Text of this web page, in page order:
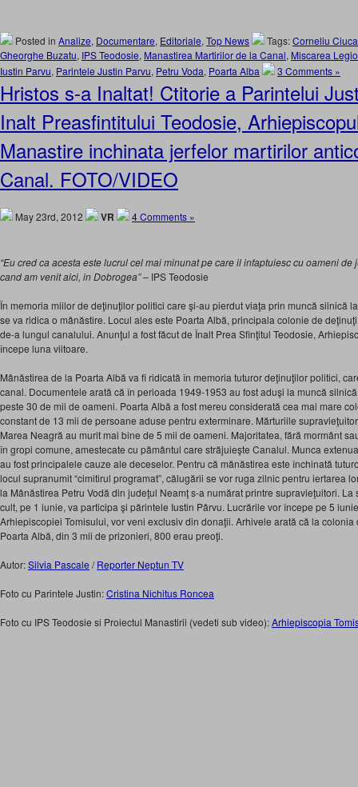
Posted in Analize, Documentare, Editoriale, Top News Tags:Corneliu
Gheorghe Buzatu, IPS Teodosie, Manastirea Martirilor de la Canal, Miscarea
Iustin Parvu, Parintele Justin Parvu, Petru Voda, Poarta Alba 3 Comments »
Hristos s-a Inaltat! Ctitorie a Parintelui
Inalt Preasfintitului Teodosie,
Manastire inchinata jerfelor martirilor
Canal. FOTO/VIDEO
May 23rd, 2012 VR 4 Comments »
“Eu cred ca acesta este lucrul cel mai minunat pe care il infaptuiesc cu oameni
cand am venit aici, in Dobrogea” – IPS Teodosie
În memoria miilor de deţinuţilor politici care şi-au pierdut viaţa prin muncă silnică
se va ridica o mânăstire. Locul ales este Poarta Albă, principala colonie de
de-a lungul canalului. Anunţul a fost făcut de Înalt Prea Sfinţitul Teodosie,
începe luna viitoare.
Mânăstirea de la Poarta Albă va fi ridicată în memoria tuturor deţinuţilor politici,
canal. Documentele arată că în perioada 1949-1953 au fost aduşi la muncă
peste 30 de mii de oameni. Poarta Albă a fost mereu considerată cea mai mare
constant de 13 mii de persoane aduse pentru exterminare. Mărturiile
Marea Neagră au murit mai bine de 5 mii de oameni. Majoritatea, fără mormânt
în gropi comune, amestecate cu pământul care străjuieşte Canalul. Munca
au fost principalele cauze ale deceselor. Pentru că mănăstirea este închinată
locul supranumit “cimitirul programat”, călugării se vor ruga zilnic pentru iertarea
la Mânăstirea Petru Vodă din judeţul Neamţ s-a numărat printre supravieţuitori.
cult, pe 1 iunie, va participa şi părintele Iustin Pârvu. Lucrările vor începe pe 5
Arhiepiscopiei Tomisului, vor veni exclusiv din donaţii. Arhivele arată că la
Poarta Albă, din 3 mii de prizonieri, 800 erau preoţi.
Autor:Silvia Pascale /Reporter Neptun TV
Foto cu Parintele Justin:Cristina Nichitus Roncea
Foto cu IPS Teodosie si Proiectul Manastirii (vedeti sub video):Arhiepiscopia